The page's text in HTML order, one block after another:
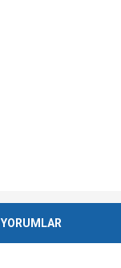
YORUMLAR